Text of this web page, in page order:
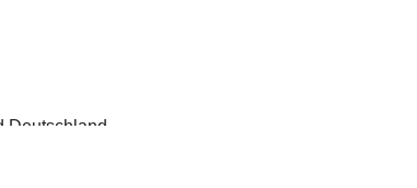
Deutschland